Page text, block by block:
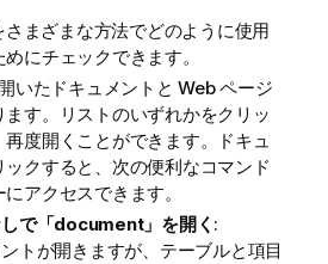
まざまな方法でどのように使用
にチェックできます。
いたドキュメントと Web ページ
す。リストのいずれかをクリッ
再度開くことができます。ドキュ
ックすると、次の便利なコマンド
アクセスできます。
で「document」を開く :
ントが開きますが、テーブルと項目